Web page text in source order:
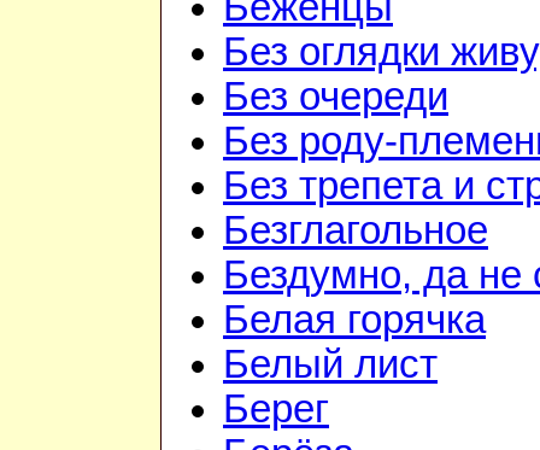
Без оглядки
Без очереди
Без роду-
Без трепета и
Безглагольное
Бездумно, да не
Белая горячка
Белый лист
Берег